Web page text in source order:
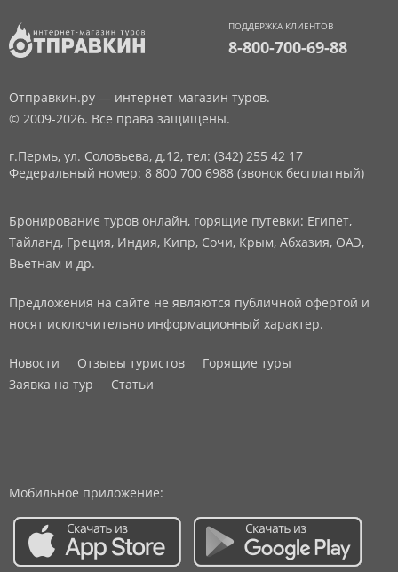
ПОДДЕРЖКА КЛИЕНТОВ
8-800-700-69-88
Отправкин.ру — интернет-магазин туров.
© 2009-2026. Все права защищены.
г.Пермь, ул. Соловьева, д.12, тел: (342) 255 42 17
Федеральный номер: 8 800 700 6988 (звонок бесплатный)
Бронирование туров онлайн, горящие путевки: Египет,
Тайланд, Греция, Индия, Кипр, Сочи, Крым, Абхазия, ОАЭ,
Вьетнам и др.
Предложения на сайте не являются публичной офертой и
носят исключительно информационный характер.
Новости Отзывы туристов
Горящие туры
Заявка на тур
Статьи
Мобильное приложение: